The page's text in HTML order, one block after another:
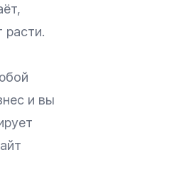
расти.
и вы